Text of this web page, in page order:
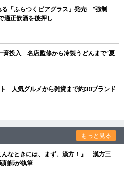
る「ふらつくビアグラス」発売 “強制
適正飲酒を後押し
斉投入 名店監修から冷製うどんまで“夏
人気グルメから雑貨まで約30ブランド
もっと見る
んなときには、まず、漢方！』 漢方三
剤師が執筆